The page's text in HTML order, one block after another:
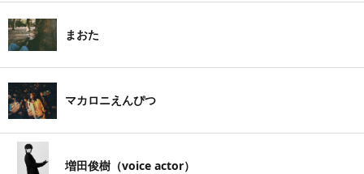
まおた
マカロニえんぴつ
増田俊樹（voice actor）